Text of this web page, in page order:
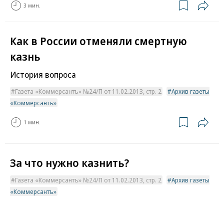
3 мин.
Как в России отменяли смертную
казнь
История вопроса
Газета «Коммерсантъ» №24/П от 11.02.2013, стр. 2
Архив газеты
«Коммерсантъ»
1 мин.
За что нужно казнить?
Газета «Коммерсантъ» №24/П от 11.02.2013, стр. 2
Архив газеты
«Коммерсантъ»